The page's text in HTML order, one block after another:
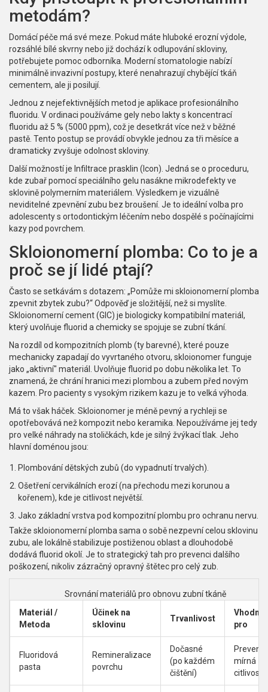
metodám?
Domácí péče má své meze. Pokud máte hluboké erozní výdole,
rozsáhlé bílé skvrny nebo již dochází k odlupování skloviny,
potřebujete pomoc odborníka. Moderní stomatologie nabízí
minimálně invazivní postupy, které nenahrazují chybějící tkáň
cementem, ale ji posilují.
Jednou z nejefektivnějších metod je aplikace profesionálního
fluoridu. V ordinaci používáme gely nebo lakty s koncentrací
fluoridu až 5 % (5000 ppm), což je desetkrát více než v běžné
pastě. Tento postup se provádí obvykle jednou za tři měsíce a
dramaticky zvyšuje odolnost skloviny.
Další možností je Infiltrace prasklin (Icon). Jedná se o proceduru,
kde zubař pomocí speciálního gelu nasákne mikrodefekty ve
sklovině polymerním materiálem. Výsledkem je vizuálně
neviditelné zpevnění zubu bez broušení. Je to ideální volba pro
adolescenty s ortodontickým léčením nebo dospělé s počínajícími
kazy pod povrchem.
Skloionomerní plomba: Co to je a
proč se jí lidé ptají?
Často se setkávám s dotazem: „Pomůže mi skloionomerní plomba
zpevnit zbytek zubu?“ Odpověď je složitější, než si myslíte.
Skloionomerní cement(GIC) je biologicky kompatibilní materiál,
který uvolňuje fluorid a chemicky se spojuje se zubní tkání.
Na rozdíl od kompozitních plomb (ty barevné), které pouze
mechanicky zapadají do vyvrtaného otvoru, skloionomer funguje
jako „aktivní" materiál. Uvolňuje fluorid po dobu několika let. To
znamená, že chrání hranici mezi plombou a zubem před novým
kazem. Pro pacienty s vysokým rizikem kazu je to velká výhoda.
Má to však háček. Skloionomer je méně pevný a rychleji se
opotřebovává než kompozit nebo keramika. Nepoužíváme jej tedy
pro velké náhrady na stoličkách, kde je silný žvýkací tlak. Jeho
hlavní doménou jsou:
Plombování dětských zubů (do vypadnutí trvalých).
Ošetření cervikálních erozí (na přechodu mezi korunou a
kořenem), kde je citlivost největší.
Jako základní vrstva pod kompozitní plombu pro ochranu nervu.
Takže skloionomerní plomba sama o sobě nezpevní celou sklovinu
zubu, ale lokálně stabilizuje postiženou oblast a dlouhodobě
dodává fluorid okolí. Je to strategický tah pro prevenci dalšího
poškození, nikoliv zázračný opravný štětec pro celý zub.
Srovnání materiálů pro obnovu zubní tkáně
Materiál /
Metoda
Účinek na
sklovinu
Trvanlivost
Vhodné
pro
Fluoridová
pasta
Remineralizace
povrchu
Dočasné
(po každém
čištění)
mírná
citlivost